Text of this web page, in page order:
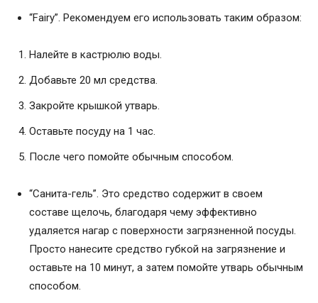
“Fairy”. Рекомендуем его использовать таким образом:
Налейте в кастрюлю воды.
Добавьте 20 мл средства.
Закройте крышкой утварь.
Оставьте посуду на 1 час.
После чего помойте обычным способом.
“Санита-гель”. Это средство содержит в своем
составе щелочь, благодаря чему эффективно
удаляется нагар с поверхности загрязненной посуды.
Просто нанесите средство губкой на загрязнение и
оставьте на 10 минут, а затем помойте утварь обычным
способом.